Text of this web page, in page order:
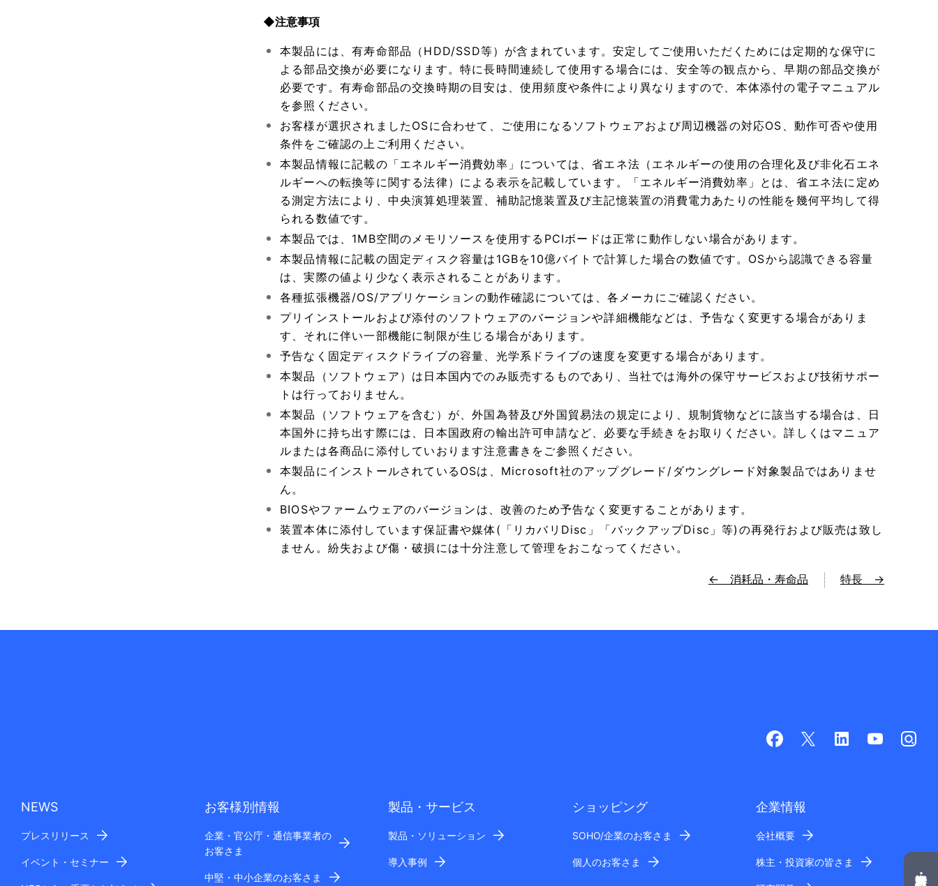
◆注意事項
本製品には、有寿命部品（HDD/SSD等）が含まれています。安定してご使用いただくためには定期的な保守に
よる部品交換が必要になります。特に長時間連続して使用する場合には、安全等の観点から、早期の部品交換が
必要です。有寿命部品の交換時期の目安は、使用頻度や条件により異なりますので、本体添付の電子マニュアル
を参照ください。
お客様が選択されましたOSに合わせて、ご使用になるソフトウェアおよび周辺機器の対応OS、動作可否や使用
条件をご確認の上ご利用ください。
本製品情報に記載の「エネルギー消費効率」については、省エネ法（エネルギーの使用の合理化及び非化石エネ
ルギーへの転換等に関する法律）による表示を記載しています。「エネルギー消費効率」とは、省エネ法に定め
る測定方法により、中央演算処理装置、補助記憶装置及び主記憶装置の消費電力あたりの性能を幾何平均して得
られる数値です。
本製品では、1MB空間のメモリソースを使用するPCIボードは正常に動作しない場合があります。
本製品情報に記載の固定ディスク容量は1GBを10億バイトで計算した場合の数値です。OSから認識できる容量
は、実際の値より少なく表示されることがあります。
各種拡張機器/OS/アプリケーションの動作確認については、各メーカにご確認ください。
プリインストールおよび添付のソフトウェアのバージョンや詳細機能などは、予告なく変更する場合がありま
す、それに伴い一部機能に制限が生じる場合があります。
予告なく固定ディスクドライブの容量、光学系ドライブの速度を変更する場合があります。
本製品（ソフトウェア）は日本国内でのみ販売するものであり、当社では海外の保守サービスおよび技術サポー
トは行っておりません。
本製品（ソフトウェアを含む）が、外国為替及び外国貿易法の規定により、規制貨物などに該当する場合は、日
本国外に持ち出す際には、日本国政府の輸出許可申請など、必要な手続きをお取りください。詳しくはマニュア
ルまたは各商品に添付していおります注意書きをご参照ください。
本製品にインストールされているOSは、Microsoft社のアップグレード/ダウングレード対象製品ではありませ
ん。
BIOSやファームウェアのバージョンは、改善のため予告なく変更することがあります。
装置本体に添付しています保証書や媒体(「リカバリDisc」「バックアップDisc」等)の再発行および販売は致し
ません。紛失および傷・破損には十分注意して管理をおこなってください。
← 消耗品・寿命品 特長 →
NEWS
プレスリリース
イベント・セミナー
お客様別情報
企業・官公庁・通信事業者の
お客さま
中堅・中小企業のお客さま
製品・サービス
製品・ソリューション
導入事例
ショッピング
SOHO/企業のお客さま
個人のお客さま
企業情報
会社概要
株主・投資家の皆さま